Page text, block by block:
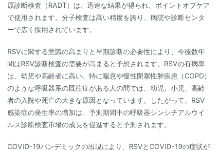
原診断検査（RADT）は、迅速な結果が得られ、ポイントオブケア
で使用されます。分子検査は高い精度を誇り、病院や診断センタ
ーで広く採用されています。
RSVに関する意識の高まりと早期診断の必要性により、今後数年
間はRSV診断検査の需要が高まると予想されます。RSVの有病率
は、幼児や高齢者に高い。特に喘息や慢性閉塞性肺疾患（COPD）
のような呼吸器系の既往症がある人の間では、幼児、小児、高齢
者の入院や死亡の大きな原因となっています。したがって、RSV
感染症の発生率の増加は、予測期間中の呼吸器シンシチアルウイ
ルス診断検査市場の成長を促進すると予測されます。
COVID-19パンデミックの出現により、RSVとCOVID-19の症状が